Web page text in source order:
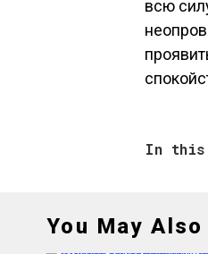
всю
In
You May